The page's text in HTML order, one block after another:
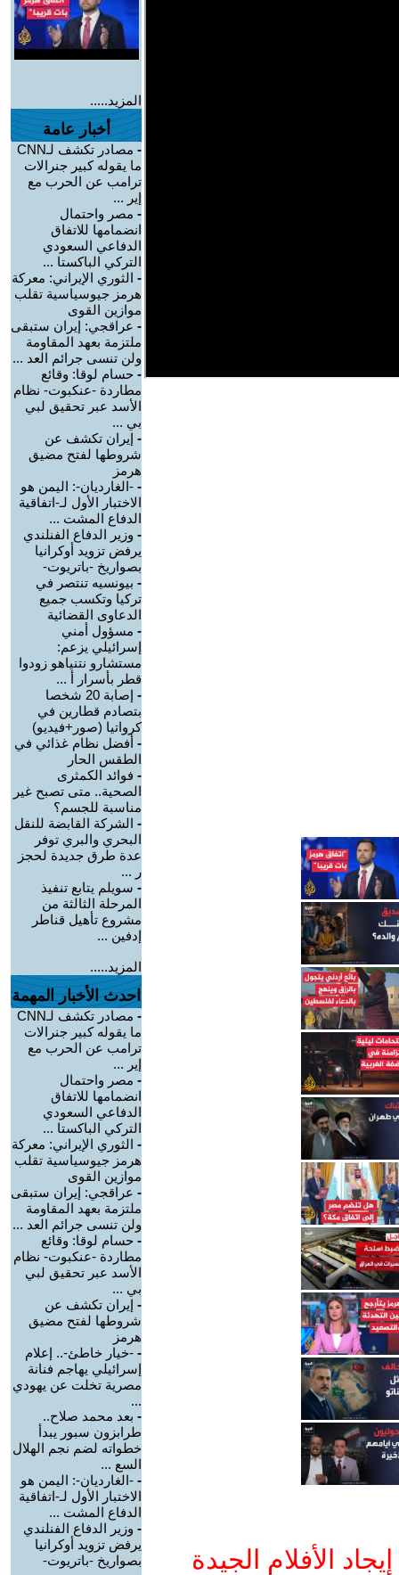
الأفلام الجيدة
المزيد.....
أخبار عامة
-
مصادر تكشف لـCNN
ما يقوله كبير جنرالات
ترامب عن الحرب مع
إير ...
- مصر واحتمال
انضمامها للاتفاق
الدفاعي السعودي
التركي الباكستا ...
- الثوري الإيراني: معركة
هرمز جيوسياسية تقلب
موازين القوى
- عراقجي: إيران ستبقى
ملتزمة بعهد المقاومة
ولن تنسى جرائم العد ...
- حسام لوقا: وقائع
مطاردة -عنكبوت- نظام
الأسد عبر تحقيق لبي
بي ...
- إيران تكشف عن
شروطها لفتح مضيق
هرمز
- -الغارديان-: اليمن هو
الاختبار الأول لـ-اتفاقية
الدفاع المشت ...
- وزير الدفاع الفنلندي
يرفض تزويد أوكرانيا
بصواريخ -باتريوت-
- بيونسيه تنتصر في
تركيا وتكسب جميع
الدعاوى القضائية
- مسؤول أمني
إسرائيلي يزعم:
مستشارو نتنياهو زودوا
قطر بأسرار أ ...
-
إصابة 20 شخصا
بتصادم قطارين في
كرواتيا (صور+فيديو)
- أفضل نظام غذائي في
الطقس الحار
- فوائد الكمثرى
الصحية.. متى تصبح غير
مناسبة للجسم؟
- الشركة القابضة للنقل
البحري والبري توفر
عدة طرق جديدة لحجز
ر ...
- سويلم يتابع تنفيذ
المرحلة الثالثة من
مشروع تأهيل قناطر
إدفين ...
المزيد.....
احدث الأخبار المهمة
-
مصادر تكشف لـCNN
ما يقوله كبير جنرالات
ترامب عن الحرب مع
إير ...
- مصر واحتمال
انضمامها للاتفاق
الدفاعي السعودي
التركي الباكستا ...
- الثوري الإيراني: معركة
هرمز جيوسياسية تقلب
موازين القوى
- عراقجي: إيران ستبقى
ملتزمة بعهد المقاومة
ولن تنسى جرائم العد ...
- حسام لوقا: وقائع
مطاردة -عنكبوت- نظام
الأسد عبر تحقيق لبي
بي ...
- إيران تكشف عن
شروطها لفتح مضيق
هرمز
- -خيار خاطئ-.. إعلام
إسرائيلي يهاجم فنانة
مصرية تخلت عن يهودي
...
- بعد محمد صلاح..
طرابزون سبور يبدأ
خطواته لضم نجم الهلال
السع ...
- -الغارديان-: اليمن هو
الاختبار الأول لـ-اتفاقية
الدفاع المشت ...
- وزير الدفاع الفنلندي
يرفض تزويد أوكرانيا
بصواريخ -باتريوت-